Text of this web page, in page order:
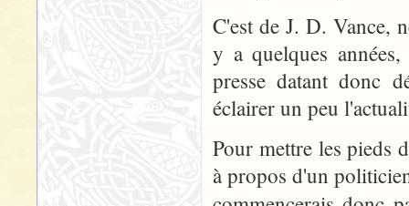
C'est de J. D. Vance,
y a quelques
presse datant donc
éclairer un peu
Pour mettre les pieds
à propos d'un